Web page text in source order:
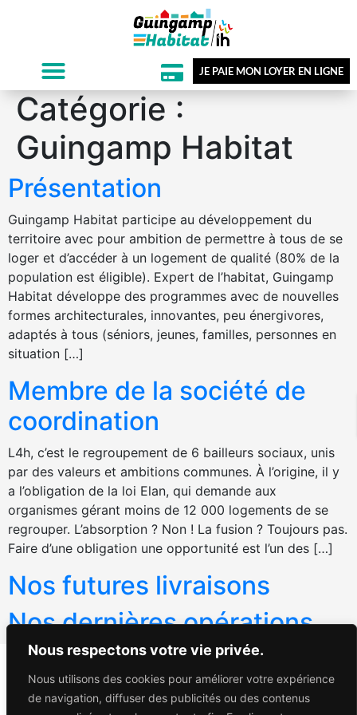
Nous respectons votre vie privée.
Nous utilisons des cookies pour améliorer votre expérience
de navigation, diffuser des publicités ou des contenus
JE PAIE MON LOYER EN LIGNE
Catégorie :
Guingamp Habitat
Présentation
Guingamp Habitat participe au développement du
territoire avec pour ambition de permettre à tous de se
loger et d’accéder à un logement de qualité (80% de la
population est éligible). Expert de l’habitat, Guingamp
Habitat développe des programmes avec de nouvelles
formes architecturales, innovantes, peu énergivores,
adaptés à tous (séniors, jeunes, familles, personnes en
situation […]
Membre de la société de
coordination
L4h, c’est le regroupement de 6 bailleurs sociaux, unis
par des valeurs et ambitions communes. À l’origine, il y
a l’obligation de la loi Elan, qui demande aux
organismes gérant moins de 12 000 logements de se
regrouper. L’absorption ? Non ! La fusion ? Toujours pas.
Faire d’une obligation une opportunité est l’un des […]
Nos futures livraisons
Nos dernières opérations
Vous loger
c'est notre métier !